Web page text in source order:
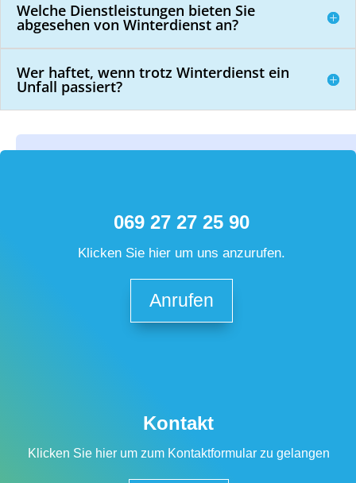
Welche Dienstleistungen bieten Sie
abgesehen von Winterdienst an?
Wer haftet, wenn trotz Winterdienst ein
Unfall passiert?
069 27 27 25 90
Klicken Sie hier um uns anzurufen.
Anrufen
Kontakt
Klicken Sie hier um zum Kontaktformular zu gelangen